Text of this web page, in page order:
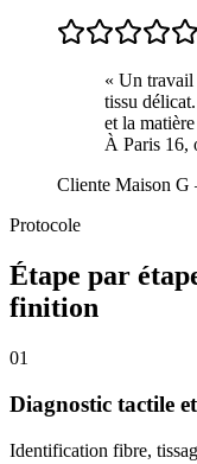
« Un travail
tissu
et la
À Paris 16,
Cliente Maison G
Protocole
Étape par
finition
01
Diagnostic tactile
Identification fibre,